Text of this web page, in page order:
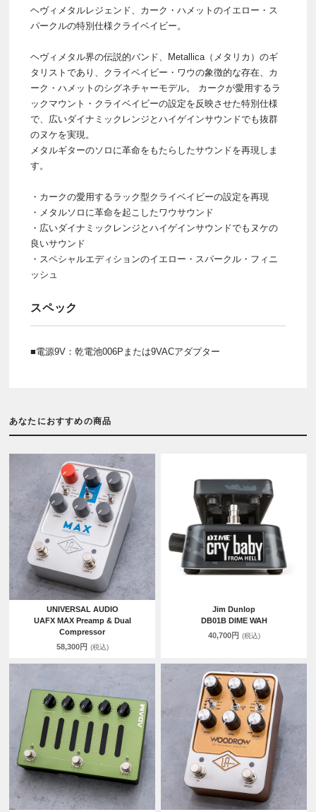
ヘヴィメタルレジェンド、カーク・ハメットのイエロー・ス
パークルの特別仕様クライベイビー。
ヘヴィメタル界の伝説的バンド、Metallica（メタリカ）のギ
タリストであり、クライベイビー・ワウの象徴的な存在、カ
ーク・ハメットのシグネチャーモデル。 カークが愛用するラ
ックマウント・クライベイビーの設定を反映させた特別仕様
で、広いダイナミックレンジとハイゲインサウンドでも抜群
のヌケを実現。
メタルギターのソロに革命をもたらしたサウンドを再現しま
す。
・カークの愛用するラック型クライベイビーの設定を再現
・メタルソロに革命を起こしたワウサウンド
・広いダイナミックレンジとハイゲインサウンドでもヌケの
良いサウンド
・スペシャルエディションのイエロー・スパークル・フィニ
ッシュ
スペック
■電源9V：乾電池006Pまたは9VACアダプター
あなたにおすすめの商品
UNIVERSAL AUDIO
UAFX MAX Preamp & Dual
Compressor
58,300円 (税込)
Jim Dunlop
DB01B DIME WAH
40,700円 (税込)